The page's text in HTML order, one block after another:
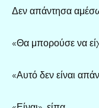
Δεν απάντησα
«Θα μπορούσε να
«Αυτό δεν είναι